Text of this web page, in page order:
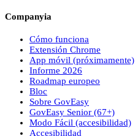
Companyia
Cómo funciona
Extensión Chrome
App móvil (próximamente)
Informe 2026
Roadmap europeo
Bloc
Sobre GovEasy
GovEasy Senior (67+)
Modo Fácil (accesibilidad)
Accesibilidad